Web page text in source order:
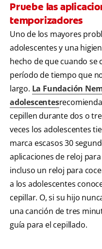
Pruebe las
temporizadores
Uno de los mayores
adolescentes y una
hecho de que cuando se
período de tiempo que
largo. La Fundación
adolescentes
cepillen durante dos o
veces los adolescentes
marca escasos 30
aplicaciones de reloj
incluso un reloj para
a los adolescentes
cepillar. O, si su hijo
una canción de tres
guía para el cepillado.